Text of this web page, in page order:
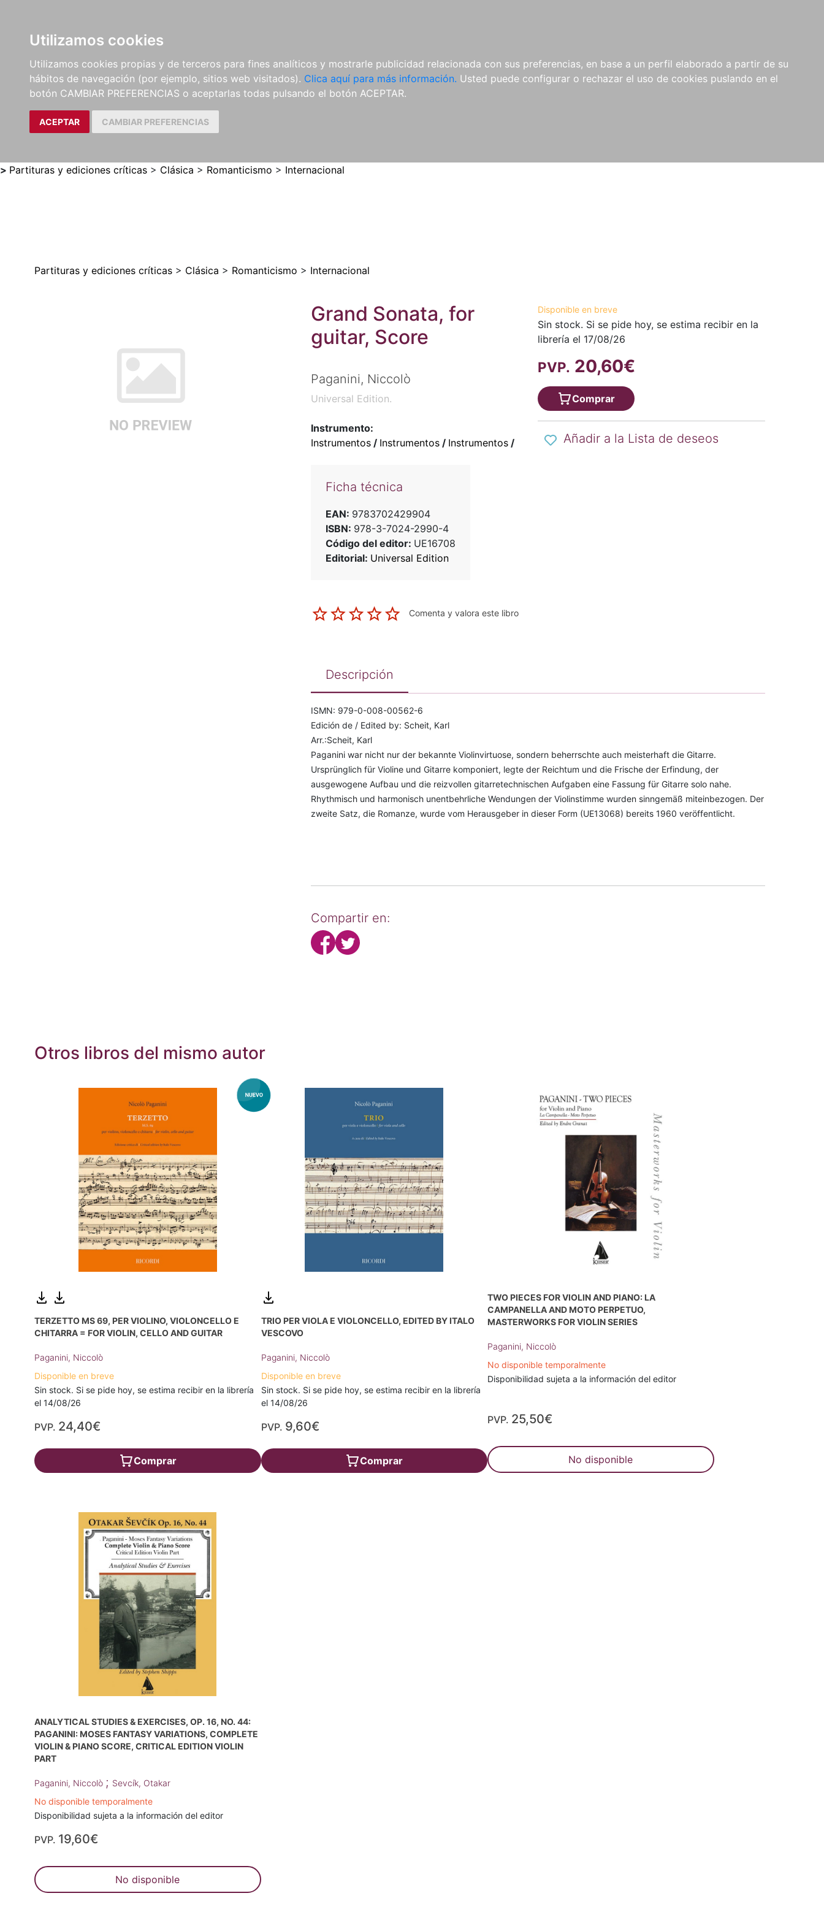
Utilizamos cookies
Utilizamos cookies propias y de terceros para fines analíticos y mostrarle publicidad relacionada con sus preferencias, en base a un perfil elaborado a partir de su
hábitos de navegación (por ejemplo, sitios web visitados). Clica aquí para más información. Usted puede configurar o rechazar el uso de cookies puslando en el
botón CAMBIAR PREFERENCIAS o aceptarlas todas pulsando el botón ACEPTAR.
ACEPTAR CAMBIAR PREFERENCIAS
LIBROS
MÉTODOS Y
EJERCICIOS
PARTITURAS Y EDICIONES
CRÍTICAS
REVISTAS
CDS Y
DVDS
MATERIAL
COMPLEMENTARIO
NOVEDADES NOTICIAS
COMPRAS
INSTITUCIONALES
> Partituras y ediciones críticas > Clásica > Romanticismo > Internacional
Partituras y ediciones críticas > Clásica > Romanticismo > Internacional
Grand Sonata, for
guitar, Score
Paganini, Niccolò
Universal Edition.
Instrumento:
Instrumentos/ Instrumentos/ Instrumentos/
Ficha técnica
EAN: 9783702429904
ISBN: 978-3-7024-2990-4
Código del editor: UE16708
Editorial: Universal Edition
Comenta y valora este libro
Disponible en breve
Sin stock. Si se pide hoy, se estima recibir en la
librería el 17/08/26
PVP. 20,60€
Comprar
Añadir a la Lista de deseos
Descripción
ISMN: 979-0-008-00562-6
Edición de / Edited by: Scheit, Karl
Arr.:Scheit, Karl
Paganini war nicht nur der bekannte Violinvirtuose, sondern beherrschte auch meisterhaft die Gitarre.
Ursprünglich für Violine und Gitarre komponiert, legte der Reichtum und die Frische der Erfindung, der
ausgewogene Aufbau und die reizvollen gitarretechnischen Aufgaben eine Fassung für Gitarre solo nahe.
Rhythmisch und harmonisch unentbehrliche Wendungen der Violinstimme wurden sinngemäß miteinbezogen. Der
zweite Satz, die Romanze, wurde vom Herausgeber in dieser Form (UE13068) bereits 1960 veröffentlicht.
Compartir en:
Otros libros del mismo autor
TERZETTO MS 69, PER VIOLINO, VIOLONCELLO E
CHITARRA = FOR VIOLIN, CELLO AND GUITAR
Paganini, Niccolò
Disponible en breve
Sin stock. Si se pide hoy, se estima recibir en la librería
el 14/08/26
PVP. 24,40€
Comprar
TRIO PER VIOLA E VIOLONCELLO, EDITED BY ITALO
VESCOVO
Paganini, Niccolò
Disponible en breve
Sin stock. Si se pide hoy, se estima recibir en la librería
el 14/08/26
PVP. 9,60€
Comprar
TWO PIECES FOR VIOLIN AND PIANO: LA
CAMPANELLA AND MOTO PERPETUO,
MASTERWORKS FOR VIOLIN SERIES
Paganini, Niccolò
No disponible temporalmente
Disponibilidad sujeta a la información del editor
PVP. 25,50€
No disponible
ANALYTICAL STUDIES & EXERCISES, OP. 16, NO. 44:
PAGANINI: MOSES FANTASY VARIATIONS, COMPLETE
VIOLIN & PIANO SCORE, CRITICAL EDITION VIOLIN
PART
Paganini, Niccolò ; Sevcík, Otakar
No disponible temporalmente
Disponibilidad sujeta a la información del editor
PVP. 19,60€
No disponible